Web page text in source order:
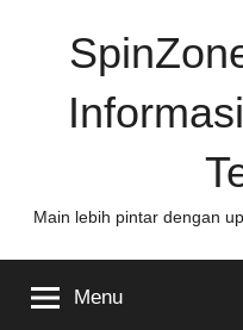
Main lebih pintar dengan
Menu